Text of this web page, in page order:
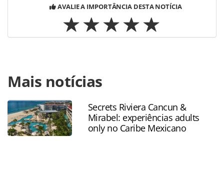
AVALIE A IMPORTÂNCIA DESTA NOTÍCIA
https://www.panrotas.com.br/coronavirus/operadoras/
turismo-ve-vendas-normalizadas-em-2021_175020.html ou
as ferramentas oferecidas na página. Todo o conteúdo
produzido pela PANROTAS Editora é protegido pela
legislação brasileira sobre direito autoral. Não reproduza o
conteúdo sem autorização da PANROTAS Editora
Mais notícias
Secrets Riviera Cancun &
Mirabel: experiências adults
only no Caribe Mexicano